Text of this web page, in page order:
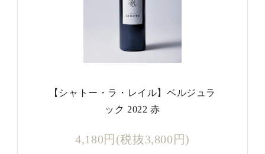
【シャトー・ラ・レイル】ベルジュラ
ック 2022 赤
4,180円(税抜3,800円)